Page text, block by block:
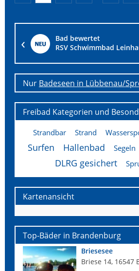
Bad bewertet
Strand Schilksee
Nur Badeseen in Lübbenau/
Freibad Kategorien und
Strandbar Strand
Surfen Hallenbad Segeln
DLRG gesichert
Kartenansicht
Top-Bäder in Brandenburg
Briesesee
Briese 14, 16547